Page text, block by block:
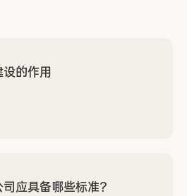
的作用
应具备哪些标准？